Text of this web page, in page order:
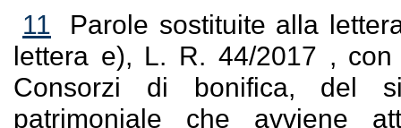
11
Parole sostituite alla
lettera e), L. R. 44/2017 ,
Consorzi di bonifica, del
patrimoniale che avviene